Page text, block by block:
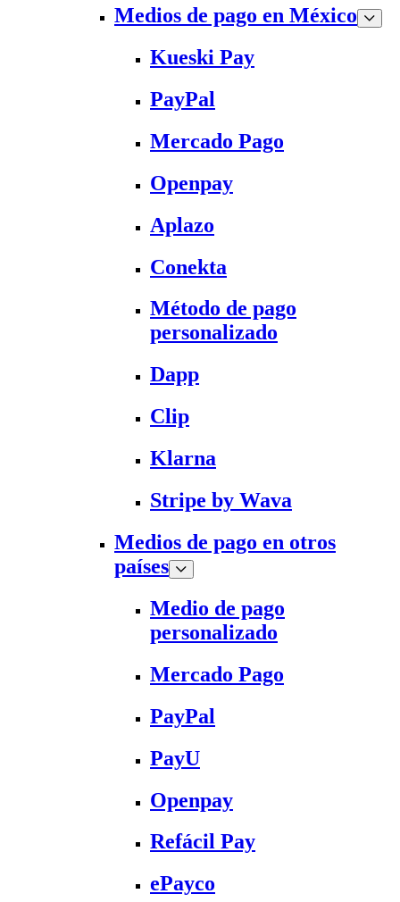
Medios de pago en México
Kueski Pay
PayPal
Mercado Pago
Openpay
Aplazo
Conekta
Método de pago
personalizado
Dapp
Clip
Klarna
Stripe by Wava
Medios de pago en otros
países
Medio de pago
personalizado
Mercado Pago
PayPal
PayU
Openpay
Refácil Pay
ePayco